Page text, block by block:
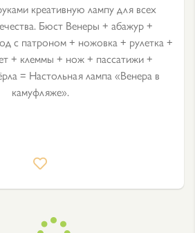
креативную лампу для всех
Бюст Венеры + абажур +
с патроном + ножовка + рулетка +
+ клеммы + нож + пассатижи +
= Настольная лампа «Венера в
камуфляже».